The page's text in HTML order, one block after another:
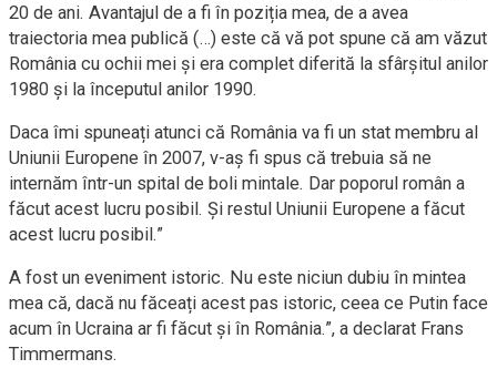
20 de ani. Avantajul de a fi în poziția mea, de a avea
traiectoria mea publică (…) este că vă pot spune că am văzut
România cu ochii mei și era complet diferită la sfârșitul anilor
1980 și la începutul anilor 1990.
Daca îmi spuneați atunci că România va fi un stat membru al
Uniunii Europene în 2007, v-aș fi spus că trebuia să ne
internăm într-un spital de boli mintale. Dar poporul român a
făcut acest lucru posibil. Și restul Uniunii Europene a făcut
acest lucru posibil.”
A fost un eveniment istoric. Nu este niciun dubiu în mintea
mea că, dacă nu făceați acest pas istoric, ceea ce Putin face
acum în Ucraina ar fi făcut și în România.”, a declarat Frans
Timmermans.